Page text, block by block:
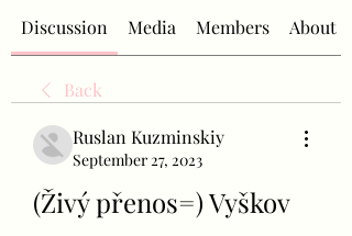
Discussion Media Members About
Back
Ruslan Kuzminskiy
September 27, 2023
(Živý přenos=) Vyškov